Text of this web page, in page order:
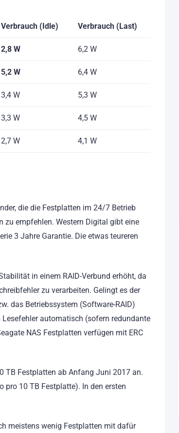
Verbrauch (Idle) Verbrauch (Last)
2,8 W 6,2 W
5,2 W 6,4 W
3,4 W 5,3 W
3,3 W 4,5 W
2,7 W 4,1 W
die die Festplatten im 24/7 Betrieb
zu empfehlen. Western Digital gibt eine
3 Jahre Garantie. Die etwas teureren
in einem RAID-Verbund erhöht, da
zu verarbeiten. Gelingt es der
das Betriebssystem (Software-RAID)
automatisch (sofern redundante
NAS Festplatten verfügen mit ERC
TB Festplatten ab Anfang Juni 2017 an.
pro 10 TB Festplatte). In den ersten
meistens wenig Festplatten mit dafür